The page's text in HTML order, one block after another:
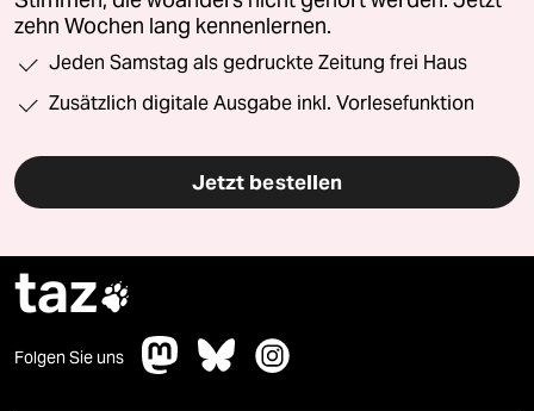
zehn Wochen lang kennenlernen.
Jeden Samstag als gedruckte Zeitung frei Haus
Zusätzlich digitale Ausgabe inkl. Vorlesefunktion
Jetzt bestellen
taz
Folgen Sie uns